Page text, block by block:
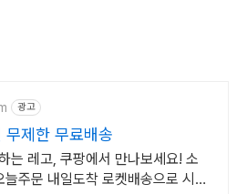
광고
무제한 무료배송
는 레고, 쿠팡에서 만나보세요! 소
주문 내일도착 로켓배송으로 시작